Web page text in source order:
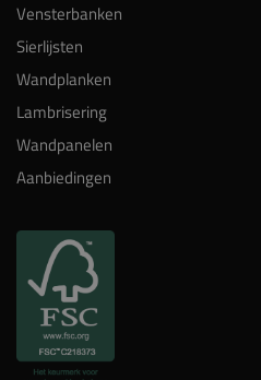
Vensterbanken
Sierlijsten
Wandplanken
Lambrisering
Wandpanelen
Aanbiedingen